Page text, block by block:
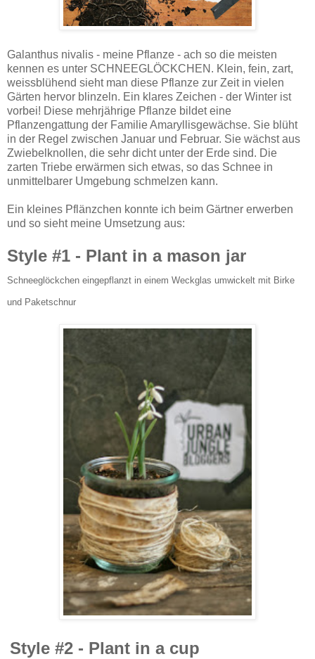
Galanthus nivalis - meine Pflanze - ach so die meisten
kennen es unter SCHNEEGLÖCKCHEN. Klein, fein, zart,
weissblühend sieht man diese Pflanze zur Zeit in vielen
Gärten hervor blinzeln. Ein klares Zeichen - der Winter ist
vorbei! Diese mehrjährige Pflanze bildet eine
Pflanzengattung der Familie Amaryllisgewächse. Sie blüht
in der Regel zwischen Januar und Februar. Sie wächst aus
Zwiebelknollen, die sehr dicht unter der Erde sind. Die
zarten Triebe erwärmen sich etwas, so das Schnee in
unmittelbarer Umgebung schmelzen kann.
Ein kleines Pflänzchen konnte ich beim Gärtner erwerben
und so sieht meine Umsetzung aus:
Style #1 - Plant in a mason jar
Schneeglöckchen eingepflanzt in einem Weckglas umwickelt mit Birke
und Paketschnur
Style #2 - Plant in a cup